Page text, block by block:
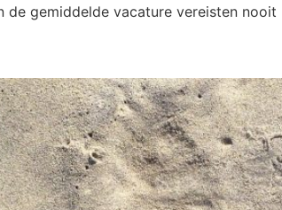
de gemiddelde vacature vereisten